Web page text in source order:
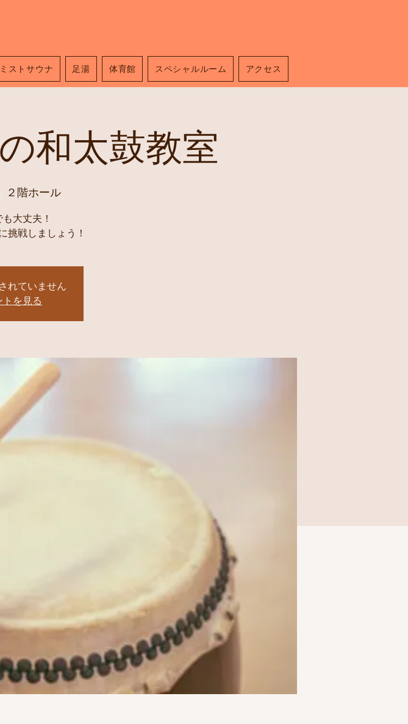
ストサウナ 足湯 体育館 スペシャルルーム アクセス
和太鼓教室
２階ホール
大丈夫！
挑戦しましょう！
れていません
を見る